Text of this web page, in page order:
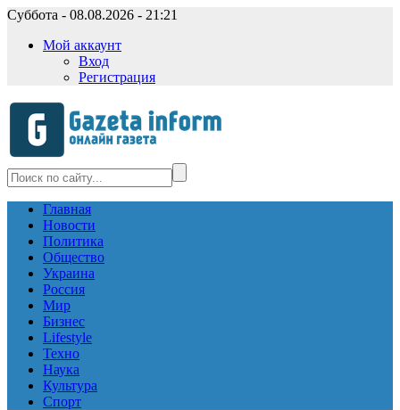
Суббота - 08.08.2026 - 21:21
Мой аккаунт
Вход
Регистрация
Главная
Новости
Политика
Общество
Украина
Россия
Мир
Бизнес
Lifestyle
Техно
Наука
Культура
Спорт